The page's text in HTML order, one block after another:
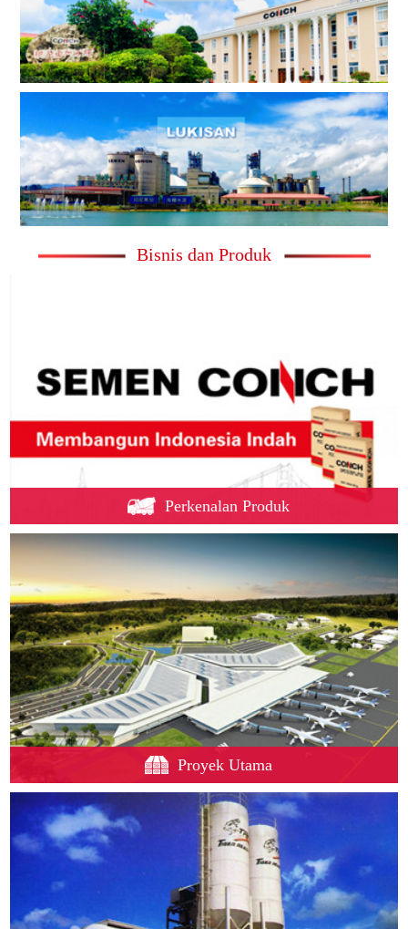
Bisnis dan Produk
Perkenalan Produk
Proyek Utama